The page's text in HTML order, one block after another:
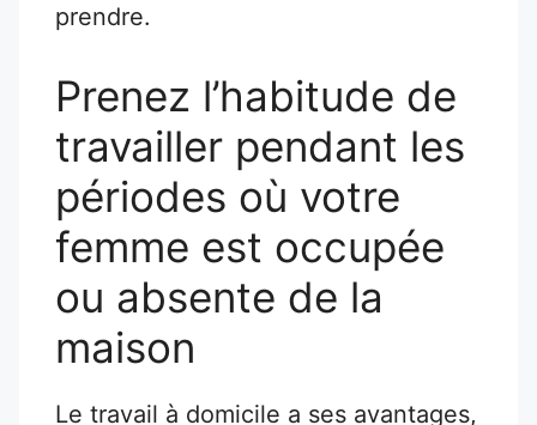
prendre.
Prenez l’habitude de
travailler pendant les
périodes où votre
femme est occupée
ou absente de la
maison
Le travail à domicile a ses avantages,